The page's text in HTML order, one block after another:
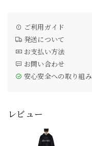
ご利用ガイド
発送について
お支払い方法
お問い合わせ
安心安全への取り組み
レビュー